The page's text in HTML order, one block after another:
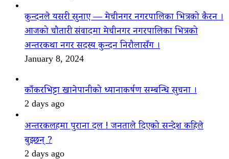
कुन्दनले यसरी सुनाए — मेचीनगर नगरपालिका भित्रको कैरन ।
आजको चौतारी संवादमा मेचीनगर नगरपालिका भित्रको
अन्तरकथा नगर सदस्य कुन्दन निरौलासँग ।
January 8, 2024
काँकरभिट्टा खानेपानीको ध्यानाकर्षण सम्बन्धि सुचना ।
2 days ago
अन्तरकलहमा पुराना दल ! जनताले दिएको सन्देश कहिले
बुझ्छन् ?
2 days ago